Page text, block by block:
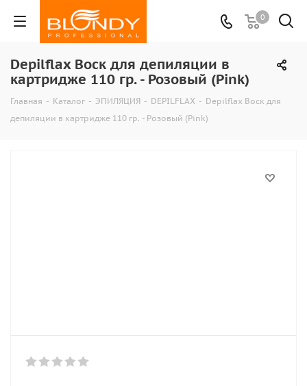
0
Depilflax Воск для депиляции в
картридже 110 гр. - Розовый (Pink)
Главная - Каталог - ЭПИЛЯЦИЯ - DEPILFLAX - Depilflax Воск для
депиляции в картридже 110 гр. - Розовый (Pink)